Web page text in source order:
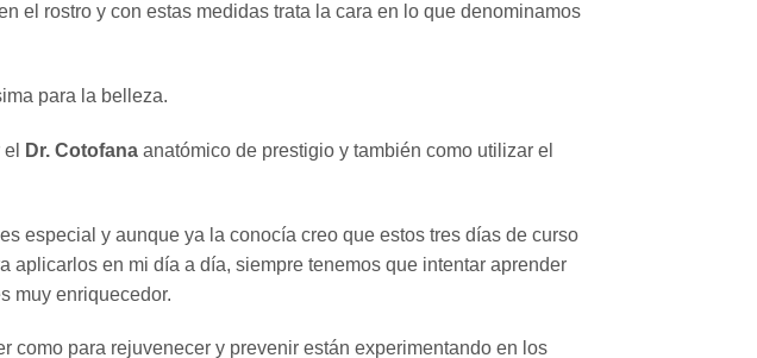
el rostro y con estas medidas trata la cara en lo que denominamos
para la belleza.
Dr. Cotofana anatómico de prestigio y también como utilizar el
es especial y aunque ya la conocía creo que estos tres días de curso
aplicarlos en mi día a día, siempre tenemos que intentar aprender
muy enriquecedor.
como para rejuvenecer y prevenir están experimentando en los